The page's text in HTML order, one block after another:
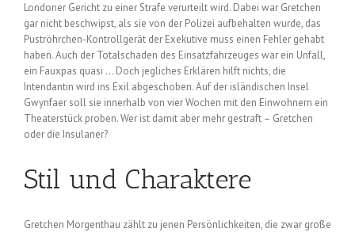
Londoner Gericht zu einer Strafe verurteilt wird. Dabei war Gretchen
gar nicht beschwipst, als sie von der Polizei aufbehalten wurde, das
Puströhrchen-Kontrollgerät der Exekutive muss einen Fehler gehabt
haben. Auch der Totalschaden des Einsatzfahrzeuges war ein Unfall,
ein Fauxpas quasi … Doch jegliches Erklären hilft nichts, die
Intendantin wird ins Exil abgeschoben. Auf der isländischen Insel
Gwynfaer soll sie innerhalb von vier Wochen mit den Einwohnern ein
Theaterstück proben. Wer ist damit aber mehr gestraft – Gretchen
oder die Insulaner?
Stil und Charaktere
Gretchen Morgenthau zählt zu jenen Persönlichkeiten, die zwar große